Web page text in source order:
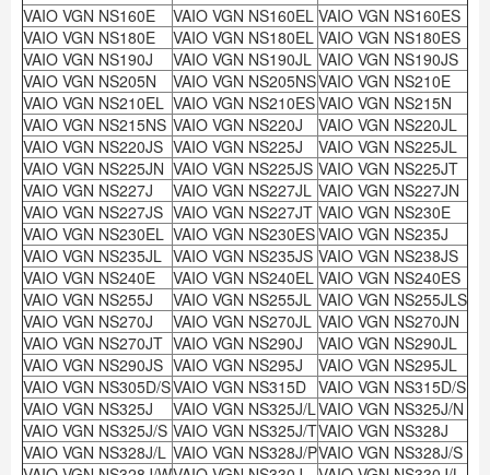
VAIO VGN NS160E
VAIO VGN NS160EL VAIO VGN NS160ES
VAIO VGN NS180E
VAIO VGN NS180EL VAIO VGN NS180ES
VAIO VGN NS190J
VAIO VGN NS190JL VAIO VGN NS190JS
VAIO VGN NS205N
VAIO VGN NS205NSVAIO VGN NS210E
VAIO VGN NS210EL VAIO VGN NS210ESVAIO VGN NS215N
VAIO VGN NS215NS VAIO VGN NS220J
VAIO VGN NS220JL
VAIO VGN NS220JS VAIO VGN NS225J
VAIO VGN NS225JL
VAIO VGN NS225JN VAIO VGN NS225JS VAIO VGN NS225JT
VAIO VGN NS227J
VAIO VGN NS227JL VAIO VGN NS227JN
VAIO VGN NS227JS VAIO VGN NS227JT VAIO VGN NS230E
VAIO VGN NS230EL VAIO VGN NS230ESVAIO VGN NS235J
VAIO VGN NS235JL VAIO VGN NS235JS VAIO VGN NS238JS
VAIO VGN NS240E
VAIO VGN NS240EL VAIO VGN NS240ES
VAIO VGN NS255J
VAIO VGN NS255JL VAIO VGN NS255JLS
VAIO VGN NS270J
VAIO VGN NS270JL VAIO VGN NS270JN
VAIO VGN NS270JT VAIO VGN NS290J
VAIO VGN NS290JL
VAIO VGN NS290JS VAIO VGN NS295J
VAIO VGN NS295JL
VAIO VGN NS305D/SVAIO VGN NS315D VAIO VGN NS315D/S
VAIO VGN NS325J
VAIO VGN NS325J/LVAIO VGN NS325J/N
VAIO VGN NS325J/S VAIO VGN NS325J/TVAIO VGN NS328J
VAIO VGN NS328J/L VAIO VGN NS328J/PVAIO VGN NS328J/S